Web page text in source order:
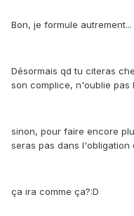
Bon, je formule autrement...
Désormais qd tu citeras
son complice, n'oublie pas
sinon, pour faire encore
seras pas dans l'obligation
ça ira comme ça?:D